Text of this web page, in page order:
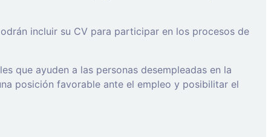
incluir su CV para participar en los procesos de
que ayuden a las personas desempleadas en la
posición favorable ante el empleo y posibilitar el